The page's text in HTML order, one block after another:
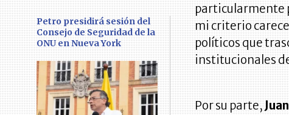
Petro presidirá sesión del
Consejo de Seguridad de la
ONU en Nueva York
particularmente
mi criterio
políticos que
institucionales
Por su parte,